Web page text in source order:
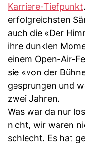
Karriere-Tiefpunkt
erfolgreichsten
auch die «Der
ihre dunklen
einem Open-Air-
sie «von der
gesprungen und
zwei Jahren.
Was war da nur
nicht, wir waren
schlecht. Es hat